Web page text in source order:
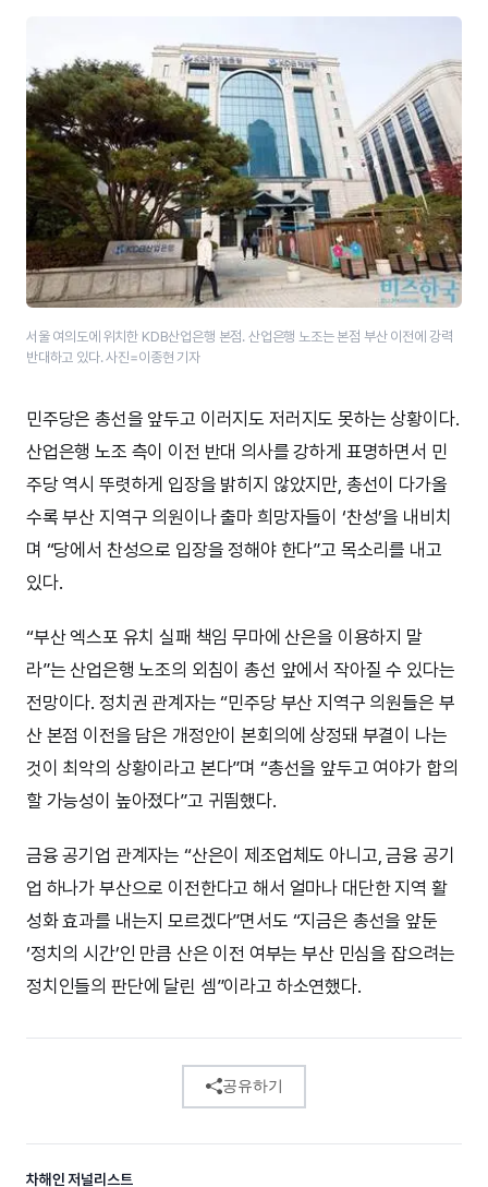
서울 여의도에 위치한 KDB산업은행 본점. 산업은행 노조는 본점 부산 이전에 강력
반대하고 있다. 사진=이종현 기자
민주당은 총선을 앞두고 이러지도 저러지도 못하는 상황이다.
산업은행 노조 측이 이전 반대 의사를 강하게 표명하면서 민
주당 역시 뚜렷하게 입장을 밝히지 않았지만, 총선이 다가올
수록 부산 지역구 의원이나 출마 희망자들이 ‘찬성’을 내비치
며 “당에서 찬성으로 입장을 정해야 한다”고 목소리를 내고
있다.
“부산 엑스포 유치 실패 책임 무마에 산은을 이용하지 말
라”는 산업은행 노조의 외침이 총선 앞에서 작아질 수 있다는
전망이다. 정치권 관계자는 “민주당 부산 지역구 의원들은 부
산 본점 이전을 담은 개정안이 본회의에 상정돼 부결이 나는
것이 최악의 상황이라고 본다”며 “총선을 앞두고 여야가 합의
할 가능성이 높아졌다”고 귀띔했다.
금융 공기업 관계자는 “산은이 제조업체도 아니고, 금융 공기
업 하나가 부산으로 이전한다고 해서 얼마나 대단한 지역 활
성화 효과를 내는지 모르겠다”면서도 “지금은 총선을 앞둔
‘정치의 시간’인 만큼 산은 이전 여부는 부산 민심을 잡으려는
정치인들의 판단에 달린 셈”이라고 하소연했다.
공유하기
차해인 저널리스트